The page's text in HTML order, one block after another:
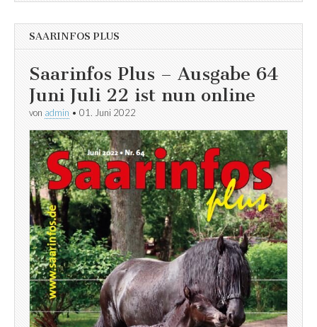
SAARINFOS PLUS
Saarinfos Plus – Ausgabe 64
Juni Juli 22 ist nun online
von admin • 01. Juni 2022